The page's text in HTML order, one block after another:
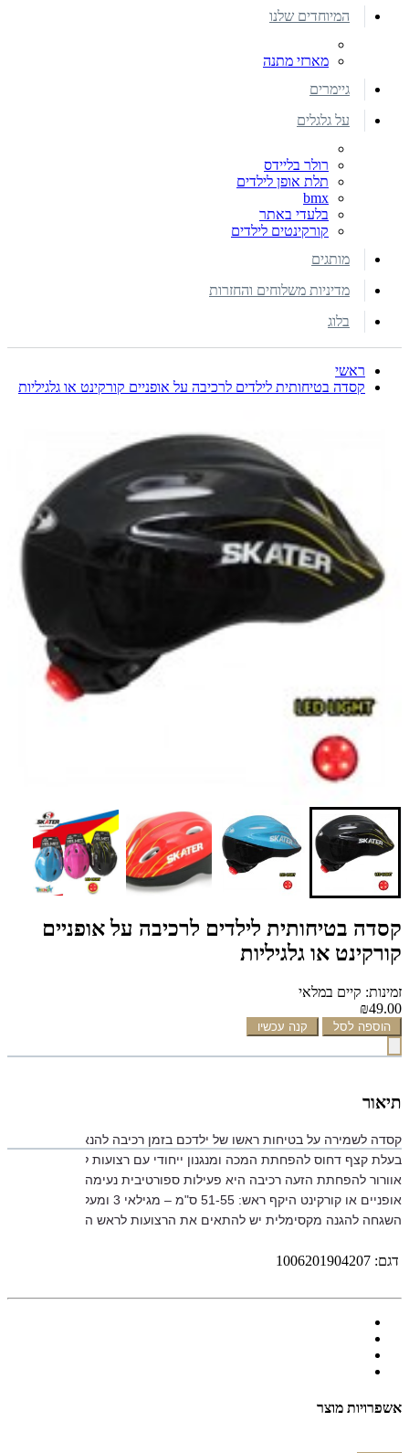
המיוחדים שלנו
מארזי מתנה
גיימרים
על גלגלים
רולר בליידס
תלת אופן לילדים
bmx
בלעדי באתר
קורקינטים לילדים
מותגים
מדיניות משלוחים והחזרות
בלוג
ראשי
קסדה בטיחותית לילדים לרכיבה על אופניים קורקינט או גלגיליות
קסדה בטיחותית לילדים לרכיבה על אופניים
קורקינט או גלגיליות
זמינות: קיים במלאי
₪49.00
הוספה לסל קנה עכשיו
תיאור
קסדה לשמירה על בטיחות ראשו של ילדכם בזמן רכיבה להנאתו על שבילים
בעלת קצף דחוס להפחתת המכה ומנגנון ייחודי עם רצועות להתאמת
אוורור להפחתת הזעה רכיבה היא פעילות ספורטיבית נעימה וכיפית עבור
אופניים או קורקינט היקף ראש: 51-55 ס"מ –
השגחה להגנה מקסימלית יש להתאים את הרצועות לראש החובש
דגם: 1006201904207
אשפרויות מוצר